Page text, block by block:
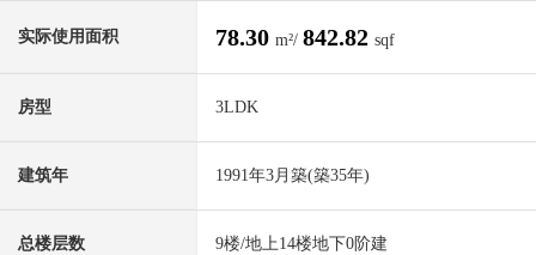
实际使用面积 78.30 m²/ 842.82 sqf
房型 3LDK
建筑年 1991年3月築(築35年)
总楼层数 9楼/地上14楼地下0阶建